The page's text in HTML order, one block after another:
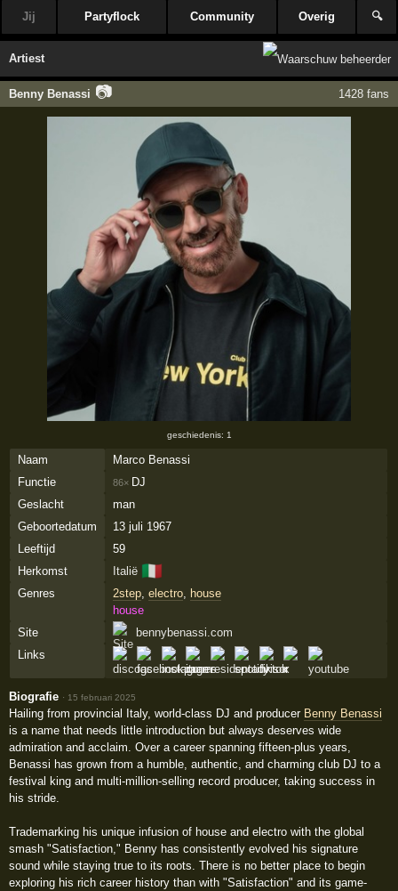
Jij Partyflock Community Overig 🔍
Artiest
Benny Benassi 📷 1428 fans
geschiedenis: 1
Naam
Marco Benassi
Functie
86× DJ
Geslacht
man
Geboortedatum
13 juli 1967
Leeftijd
59
Herkomst
Italië 🇮🇹
Genres 2step, electro, house
house
Site
bennybenassi.com
Links
Biografie · 15 februari 2025
Hailing from provincial Italy, world-class DJ and producer Benny Benassi
is a name that needs little introduction but always deserves wide
admiration and acclaim. Over a career spanning fifteen-plus years,
Benassi has grown from a humble, authentic, and charming club DJ to a
festival king and multi-million-selling record producer, taking success in
his stride.
Trademarking his unique infusion of house and electro with the global
smash "Satisfaction," Benny has consistently evolved his signature
sound while staying true to its roots. There is no better place to begin
exploring his rich career history than with "Satisfaction" and its game-